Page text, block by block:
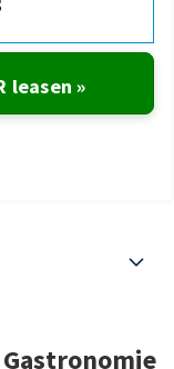
leasen »